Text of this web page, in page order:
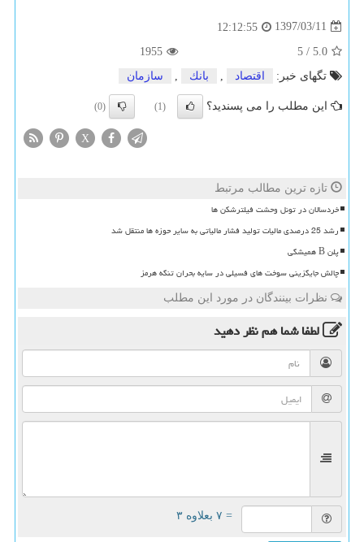
1397/03/11
12:12:55
5.0
/
5
1955
تگهای خبر:
اقتصاد , بانك , سازمان
این مطلب را می پسندید؟ (1)
(0)
X
تازه ترین مطالب مرتبط
خردسالان در تونل وحشت فیلترشکن ها
رشد 25 درصدی مالیات تولید فشار مالیاتی به سایر حوزه ها منتقل شد
پلن B همیشگی
چالش جایگزینی سوخت های فسیلی در سایه بحران تنگه هرمز
نظرات بینندگان در مورد این مطلب
لطفا شما همنظر دهید
= ۷ بعلاوه ۳